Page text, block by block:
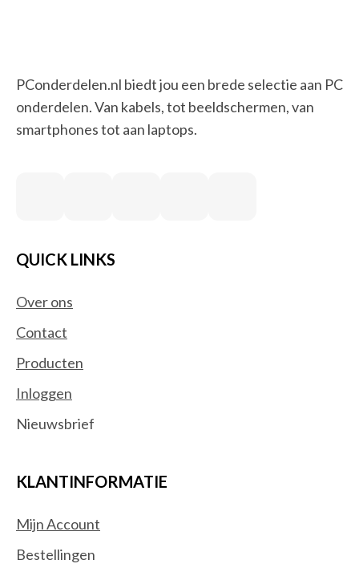
PConderdelen.nl biedt jou een brede selectie aan PC
onderdelen. Van kabels, tot beeldschermen, van
smartphones tot aan laptops.
QUICK LINKS
Over ons
Contact
Producten
Inloggen
Nieuwsbrief
KLANTINFORMATIE
Mijn Account
Bestellingen